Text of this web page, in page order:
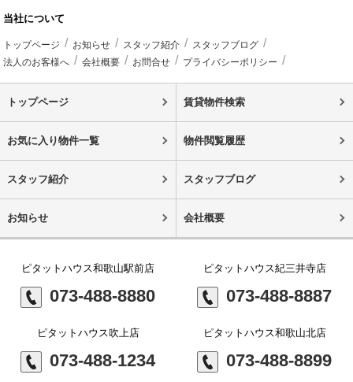
当社について
トップページ お知らせ スタッフ紹介
スタッフブログ
法人のお客様へ
会社概要 お問合せ プライバシーポリシー
トップページ 賃貸物件検索
お気に入り物件一覧 物件閲覧履歴
スタッフ紹介 スタッフブログ
お知らせ 会社概要
ピタットハウス和歌山駅前店
073-488-8880
ピタットハウス紀三井寺店
073-488-8887
ピタットハウス吹上店
073-488-1234
ピタットハウス和歌山北店
073-488-8899